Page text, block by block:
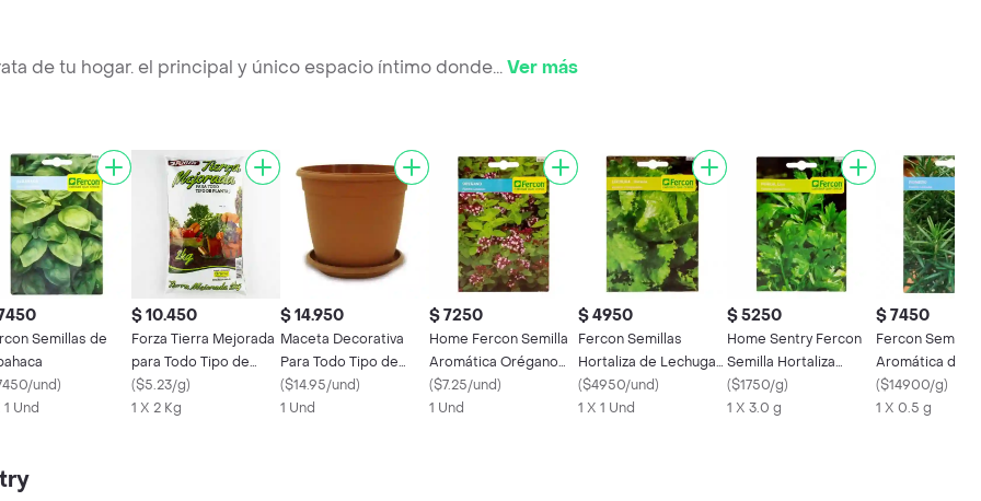
de tu hogar. el principal y único espacio íntimo donde...Ver más
Semillas de
und)
1 Und
$ 10.450
Forza Tierra Mejorada
para Todo Tipo de
Plantas
($5.23/g)
1 X 2 Kg
$ 14.950
Maceta Decorativa
Para Todo Tipo de
Plantas. Matera 18 cm.
Plato 15 cm. Terra. Sku
($14.95/und)
1 Und
$ 7250
Home Fercon Semilla
Aromática Orégano
2342115
($7.25/und)
1 Und
$ 4950
Fercon Semillas
Hortaliza de Lechuga
Batavia
($4950/und)
1 X 1 Und
$ 5250
Home Sentry Fercon
Semilla Hortaliza
Perejil Liso
($1750/g)
1 X 3.0 g
$ 7450
Fercon Semilla
Aromática de
($14900/g)
1 X 0.5 g